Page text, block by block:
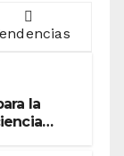
la